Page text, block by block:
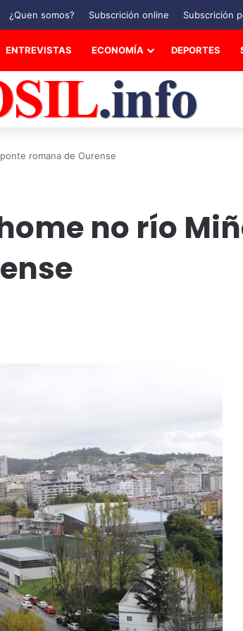
¿Quen somos? Subscrición online Subscrición
ENTREVISTAS ECONOMÍA DEPORTES
romana de Ourense
no río